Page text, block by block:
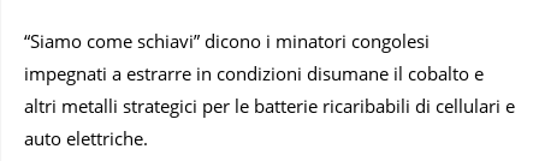
“Siamo come schiavi” dicono i minatori congolesi
impegnati a estrarre in condizioni disumane il cobalto e
altri metalli strategici per le batterie ricaribabili di cellulari e
auto elettriche.